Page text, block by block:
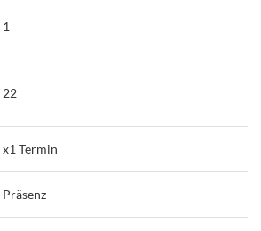
1
22
x1 Termin
Präsenz